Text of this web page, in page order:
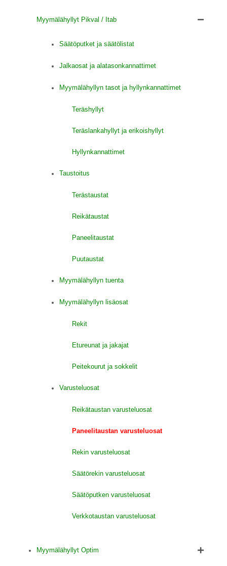
Myymälähyllyt Pikval / Itab
Säätöputket ja säätölistat
Jalkaosat ja alatasonkannattimet
Myymälähyllyn tasot ja hyllynkannattimet
Teräshyllyt
Teräslankahyllyt ja erikoishyllyt
Hyllynkannattimet
Taustoitus
Terästaustat
Reikätaustat
Paneelitaustat
Puutaustat
Myymälähyllyn tuenta
Myymälähyllyn lisäosat
Rekit
Etureunat ja jakajat
Peitekourut ja sokkelit
Varusteluosat
Reikätaustan varusteluosat
Paneelitaustan varusteluosat
Rekin varusteluosat
Säätörekin varusteluosat
Säätöputken varusteluosat
Verkkotaustan varusteluosat
Myymälähyllyt Optim